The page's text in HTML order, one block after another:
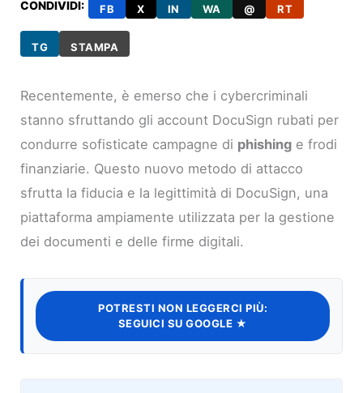
CONDIVIDI: FB X IN WA @ RT
TG STAMPA
Recentemente, è emerso che i cybercriminali
stanno sfruttando gli account DocuSign rubati per
condurre sofisticate campagne di phishing e frodi
finanziarie. Questo nuovo metodo di attacco
sfrutta la fiducia e la legittimità di DocuSign, una
piattaforma ampiamente utilizzata per la gestione
dei documenti e delle firme digitali.
POTRESTI NON LEGGERCI PIÙ:
SEGUICI SU GOOGLE ★